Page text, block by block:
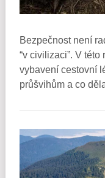
Bezpečnost není
“v civilizaci”. V
vybavení cestovní
průšvihům a co